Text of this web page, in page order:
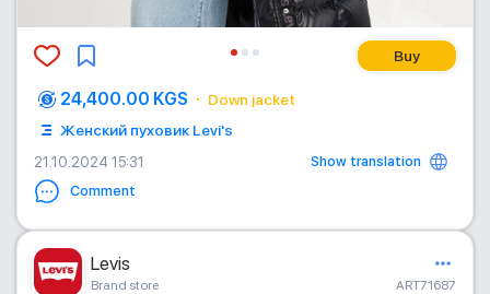
Buy
24,400.00 KGS
Down jacket
Женский пуховик Levi's
21.10.2024 15:31
Show translation
Comment
Levis
Brand store ART71687